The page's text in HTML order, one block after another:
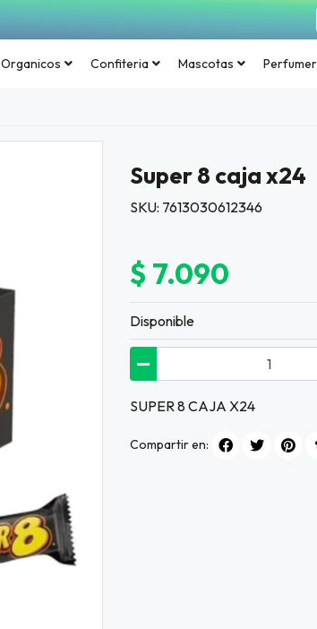
Organicos Confiteria Mascotas
Super 8 caja x24
SKU: 7613030612346
$ 7.090
Disponible
SUPER 8 CAJA X24
Compartir en: